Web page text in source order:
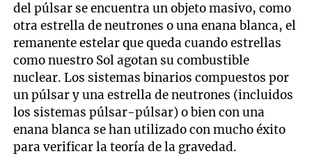
del púlsar se encuentra un objeto masivo, como
otra estrella de neutrones o una enana blanca, el
remanente estelar que queda cuando estrellas
como nuestro Sol agotan su combustible
nuclear. Los sistemas binarios compuestos por
un púlsar y una estrella de neutrones (incluidos
los sistemas púlsar-púlsar) o bien con una
enana blanca se han utilizado con mucho éxito
para verificar la teoría de la gravedad.